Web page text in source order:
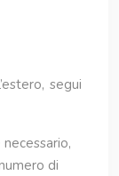
segui
di